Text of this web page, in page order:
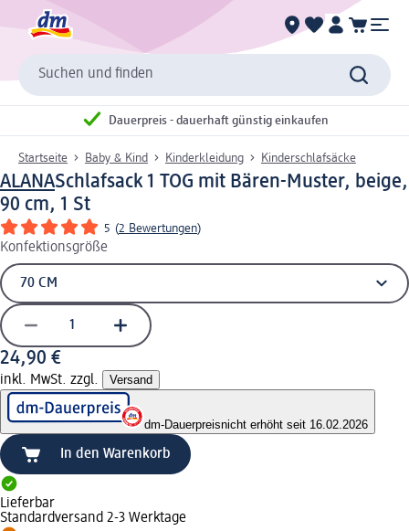
Suchen und finden
Dauerpreis - dauerhaft günstig einkaufen
Startseite Baby & Kind Kinderkleidung Kinderschlafsäcke
ALANASchlafsack 1 TOG mit Bären-Muster, beige,
90 cm, 1 St
5 (2 Bewertungen)
Konfektionsgröße
24,90 €
inkl. MwSt. zzgl. Versand
dm-Dauerpreisnicht erhöht seit 16.02.2026
In den Warenkorb
Lieferbar
Standardversand 2-3 Werktage